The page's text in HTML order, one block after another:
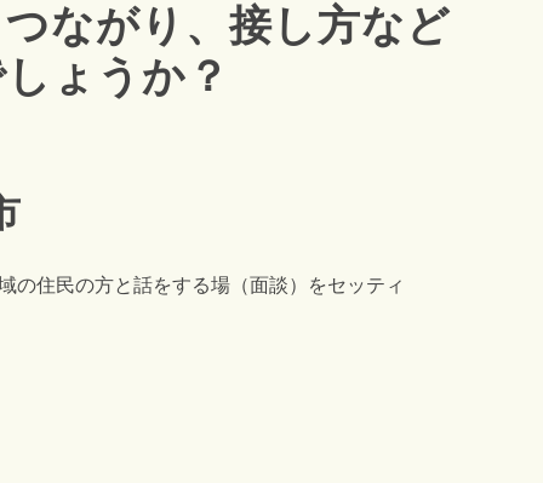
ながり、接し方など
ょうか？
の住民の方と話をする場（面談）をセッティ